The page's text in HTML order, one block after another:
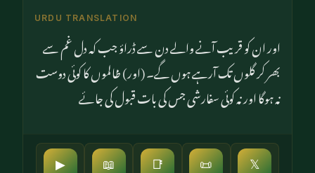
URDU TRANSLATION
اور ان کو قریب آنے والے دن سے ڈراؤ جب کہ دل غم سے
بھر کر گلوں تک آرہے ہوں گے۔ (اور) ظالموں کا کوئی دوست
نہ ہوگا اور نہ کوئی سفارشی جس کی بات قبول کی جائے
▶ 📖 📑 📜 𝕏